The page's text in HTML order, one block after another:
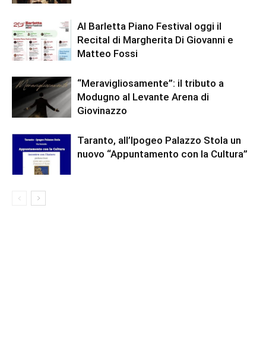
Al Barletta Piano Festival oggi il
Recital di Margherita Di Giovanni e
Matteo Fossi
“Meravigliosamente”: il tributo a
Modugno al Levante Arena di
Giovinazzo
Taranto, all’Ipogeo Palazzo Stola un
nuovo “Appuntamento con la Cultura”